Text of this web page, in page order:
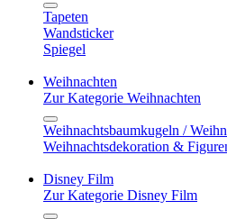
Tapeten
Wandsticker
Spiegel
Weihnachten
Zur Kategorie Weihnachten
Weihnachtsbaumkugeln /
Weihnachtsdekoration &
Disney Film
Zur Kategorie Disney Film